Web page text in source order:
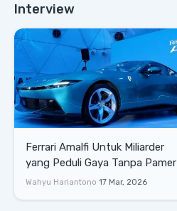
Interview
Ferrari Amalfi Untuk Miliarder
yang Peduli Gaya Tanpa Pamer
Wahyu Hariantono 17 Mar, 2026